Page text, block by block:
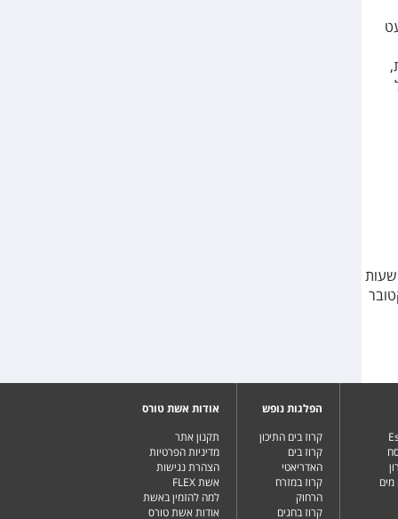
שעות
הפלגות נופש
קרוז בים התיכון
קרוז בים
האדריאטי
קרוז במזרח
הרחוק
קרוז בחגים
אודות אשת טורס
תקנון אתר
מדיניות הפרטיות
הצהרת נגישות
אשת FLEX
למה להזמין באשת
אודות אשת טורס